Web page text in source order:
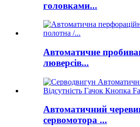
головками...
Автоматичне
люверсів...
Автоматичний
сервомотора ...